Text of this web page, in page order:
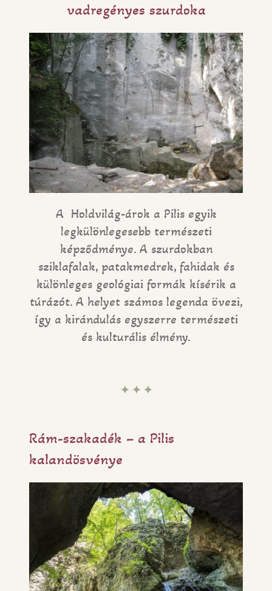
vadregényes szurdoka
A Holdvilág-árok a Pilis egyik
legkülönlegesebb természeti
képződménye. A szurdokban
sziklafalak, patakmedrek, fahidak és
különleges geológiai formák kísérik a
túrázót. A helyet számos legenda övezi,
így a kirándulás egyszerre természeti
és kulturális élmény.
✦ ✦ ✦
Rám-szakadék – a Pilis
kalandösvénye